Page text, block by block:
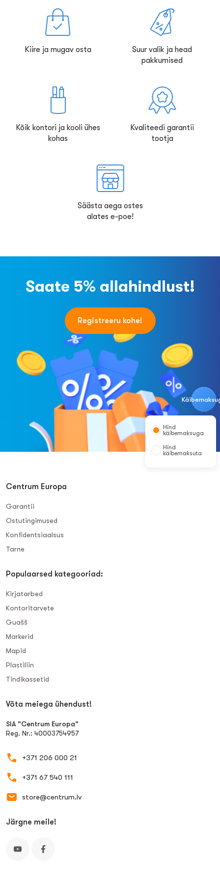
Hind
käibemaksuga
Hind
käibemaksuta
Kiire ja mugav osta
Suur valik ja head
pakkumised
Kõik kontori ja kooli ühes
kohas
Kvaliteedi garantii
tootja
Säästa aega ostes
alates e-poe!
Saate 5% allahindlust!
Registreeru kohe!
Centrum Europa
Garantii
Ostutingimused
Konfidentsiaalsus
Tarne
Populaarsed kategooriad:
Kirjatarbed
Kontoritarvete
Guašš
Markerid
Mapid
Plastiliin
Tindikassetid
Võta meiega ühendust!
SIA "Centrum Europa"
Reg. Nr.: 40003754957
+371 206 000 21
+371 67 540 111
store@centrum.lv
Järgne meile!